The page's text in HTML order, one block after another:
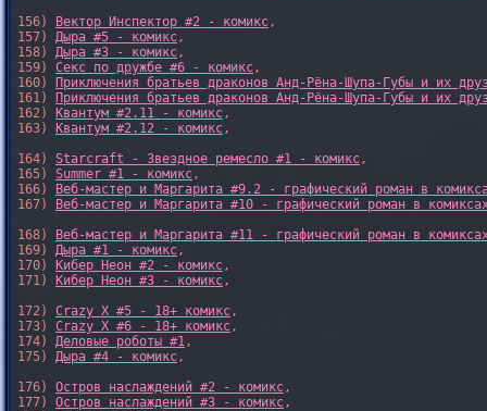
156)
Вектор Инспектор #2 - комикс,
157) Дыра #5 - комикс,
158) Дыра #3 - комикс,
159) Секс по дружбе #6 - комикс,
160)
Приключения братьев драконов Анд-Рёна-Шупа-Губы и их
161)
Приключения братьев драконов Анд-Рёна-Шупа-Губы и их
162)
Квантум #2.11 - комикс,
163)
Квантум #2.12 - комикс,
164) Starcraft - Звездное ремесло #1 - комикс,
165) Summer #1 - комикс,
166)
Веб-мастер и Маргарита #9.2 - графический роман в
167)
Веб-мастер и Маргарита #10 - графический роман в
168)
Веб-мастер и Маргарита #11 - графический роман в
169) Дыра #1 - комикс,
170)
Кибер Неон #2 - комикс,
171)
Кибер Неон #3 - комикс,
172) Crazy X #5 - 18+ комикс,
173) Crazy X #6 - 18+ комикс,
174) Деловые роботы #1,
175) Дыра #4 - комикс,
176) Остров наслаждений #2 - комикс,
177) Остров наслаждений #3 - комикс,